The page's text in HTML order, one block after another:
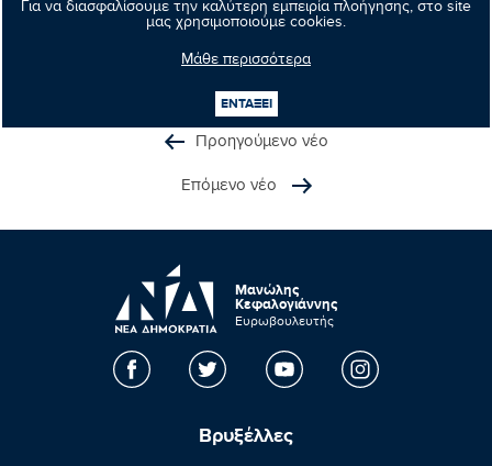
Για να διασφαλίσουμε την καλύτερη εμπειρία πλοήγησης, στο site
μας χρησιμοποιούμε cookies.
Μάθε περισσότερα
ΕΝΤΑΞΕΙ
Κοινοποιήστε:
Προηγούμενο νέο
Επόμενο νέο
Μανώλης
Κεφαλογιάννης
Ευρωβουλευτής
Βρυξέλλες